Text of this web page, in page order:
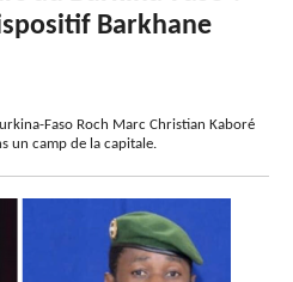
Barkhane
Faso Roch Marc Christian Kaboré
un camp de la capitale.